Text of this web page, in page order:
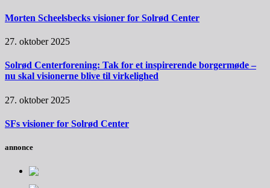
Morten Scheelsbecks visioner for Solrød Center
27. oktober 2025
Solrød Centerforening: Tak for et inspirerende borgermøde –
nu skal visionerne blive til virkelighed
27. oktober 2025
SFs visioner for Solrød Center
annonce